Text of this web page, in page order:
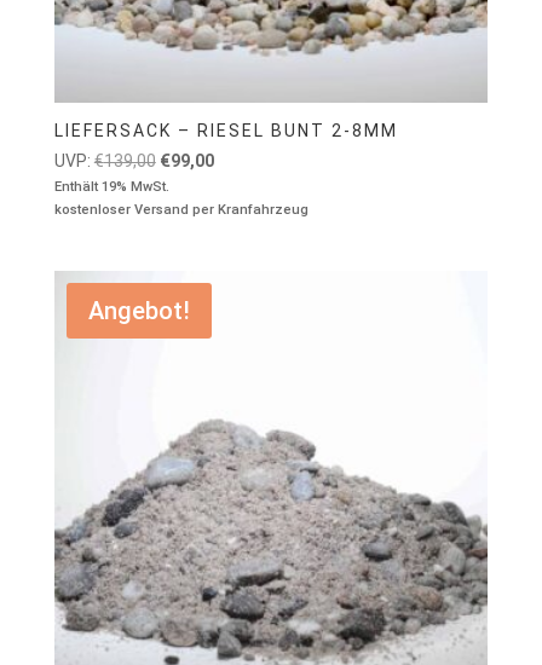
LIEFERSACK – RIESEL BUNT 2-8MM
UVP: €139,00 Ursprünglicher
Preis
war:
€99,00Aktueller
ist:
Enthält 19% MwSt.
kostenloser Versand per Kranfahrzeug
Angebot!